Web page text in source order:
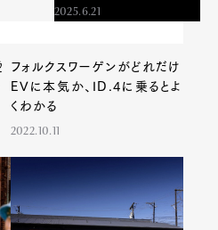
About
Meet
Pen tw
2025.6.21
フォルクスワーゲンがどれだけ
EVに本気か、ID.4に乗るとよ
くわかる
2022.10.11